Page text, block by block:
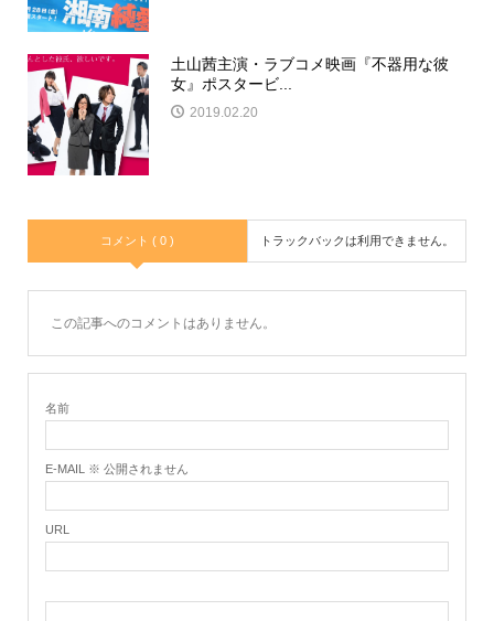
土山茜主演・ラブコメ映画『不器用な彼
女』ポスタービ...
2019.02.20
コメント ( 0 ) トラックバックは利用できません。
この記事へのコメントはありません。
名前
E-MAIL ※ 公開されません
URL